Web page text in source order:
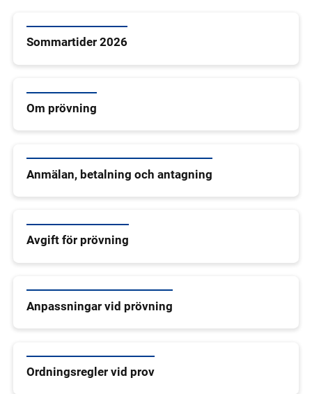
Sommartider 2026
Om prövning
Anmälan, betalning och antagning
Avgift för prövning
Anpassningar vid prövning
Ordningsregler vid prov